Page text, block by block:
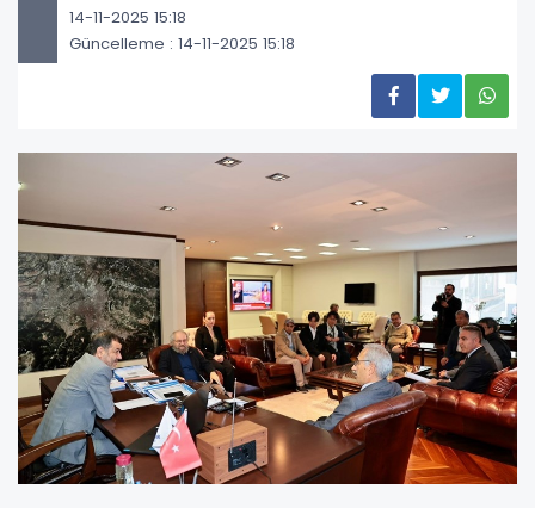
14-11-2025 15:18
Güncelleme : 14-11-2025 15:18